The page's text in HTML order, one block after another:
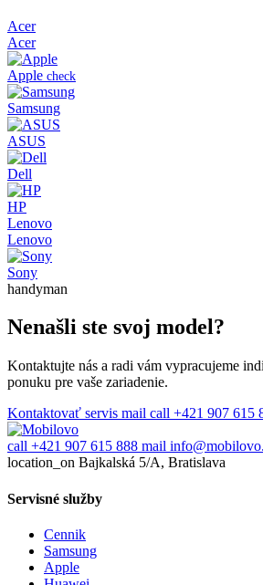
Acer
Acer
Apple check
Samsung
ASUS
Dell
HP
Lenovo
Lenovo
Sony
handyman
Nenašli ste svoj model?
Kontaktujte nás a radi vám vypracujeme
ponuku pre vaše zariadenie.
Kontaktovať servis mail call +421 907 615
call +421 907 615 888 mail
location_on Bajkalská 5/A, Bratislava
Servisné služby
Cennik
Samsung
Apple